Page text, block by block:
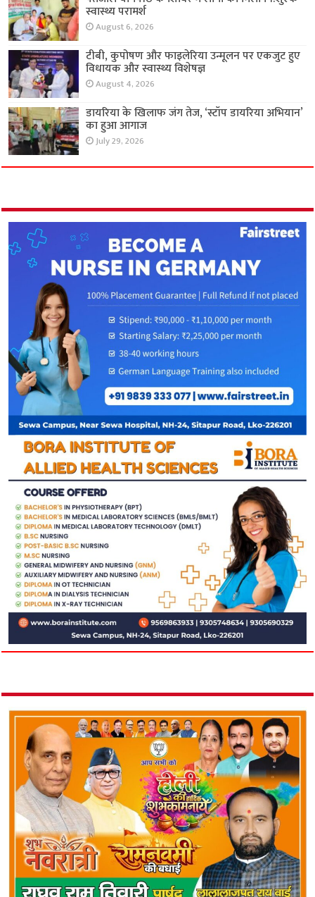
स्वास्थ्य परामर्श
August 6, 2026
टीबी, कुपोषण और फाइलेरिया उन्मूलन पर एकजुट हुए
विधायक और स्वास्थ्य विशेषज्ञ
August 4, 2026
डायरिया के खिलाफ जंग तेज, ‘स्टॉप डायरिया अभियान’
का हुआ आगाज
July 29, 2026